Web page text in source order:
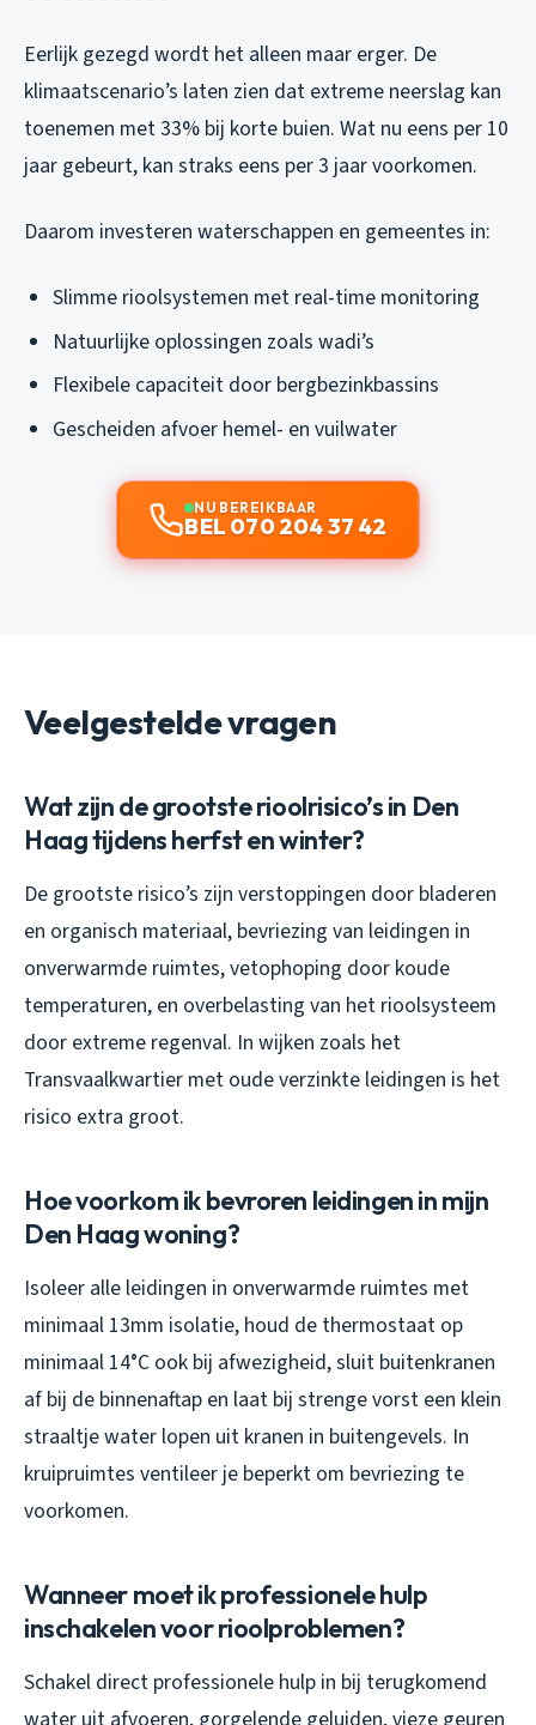
Eerlijk gezegd wordt het alleen maar erger. De
klimaatscenario’s laten zien dat extreme neerslag kan
toenemen met 33% bij korte buien. Wat nu eens per 10
jaar gebeurt, kan straks eens per 3 jaar voorkomen.
Daarom investeren waterschappen en gemeentes in:
Slimme rioolsystemen met real-time monitoring
Natuurlijke oplossingen zoals wadi’s
Flexibele capaciteit door bergbezinkbassins
Gescheiden afvoer hemel- en vuilwater
NU BEREIKBAAR
BEL 070 204 37 42
Veelgestelde vragen
Wat zijn de grootste rioolrisico’s in Den
Haag tijdens herfst en winter?
De grootste risico’s zijn verstoppingen door bladeren
en organisch materiaal, bevriezing van leidingen in
onverwarmde ruimtes, vetophoping door koude
temperaturen, en overbelasting van het rioolsysteem
door extreme regenval. In wijken zoals het
Transvaalkwartier met oude verzinkte leidingen is het
risico extra groot.
Hoe voorkom ik bevroren leidingen in mijn
Den Haag woning?
Isoleer alle leidingen in onverwarmde ruimtes met
minimaal 13mm isolatie, houd de thermostaat op
minimaal 14°C ook bij afwezigheid, sluit buitenkranen
af bij de binnenaftap en laat bij strenge vorst een klein
straaltje water lopen uit kranen in buitengevels. In
kruipruimtes ventileer je beperkt om bevriezing te
voorkomen.
Wanneer moet ik professionele hulp
inschakelen voor rioolproblemen?
Schakel direct professionele hulp in bij terugkomend